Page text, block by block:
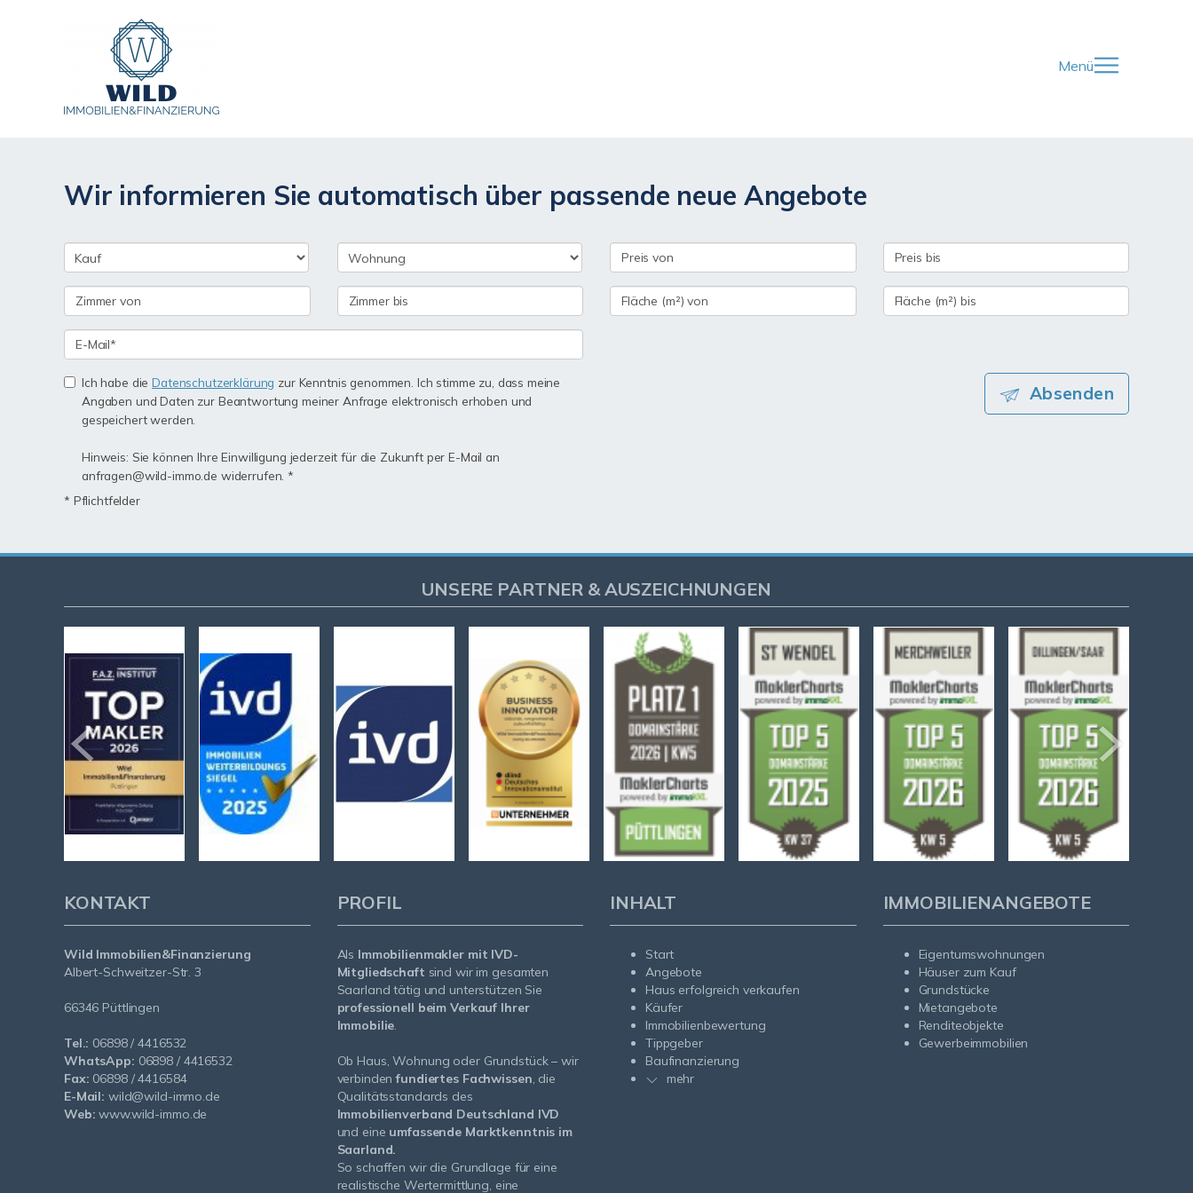
Menü
Wir informieren Sie automatisch über passende neue Angebote
Ich habe dieDatenschutzerklärung zur Kenntnis genommen. Ich stimme zu, dass meine
Angaben und Daten zur Beantwortung meiner Anfrage elektronisch erhoben und
gespeichert werden.
Hinweis: Sie können Ihre Einwilligung jederzeit für die Zukunft per E-Mail an
anfragen@wild-immo.de widerrufen. *
* Pflichtfelder
Absenden
UNSERE PARTNER & AUSZEICHNUNGEN
KONTAKT
Wild Immobilien&Finanzierung
Albert-Schweitzer-Str. 3
66346 Püttlingen
Tel.: 06898 / 4416532
WhatsApp: 06898 / 4416532
Fax: 06898 / 4416584
E-Mail: wild@wild-immo.de
Web: www.wild-immo.de
PROFIL
Als Immobilienmakler mit IVD-
Mitgliedschaft sind wir im gesamten
Saarland tätig und unterstützen Sie
professionell beim Verkauf Ihrer
Immobilie.
Ob Haus, Wohnung oder Grundstück – wir
verbinden fundiertes Fachwissen, die
Qualitätsstandards des
Immobilienverband Deutschland IVD
und eine umfassende Marktkenntnis im
Saarland.
So schaffen wir die Grundlage für eine
realistische Wertermittlung, eine
INHALT
Start
Angebote
Haus erfolgreich verkaufen
Käufer
Immobilienbewertung
Tippgeber
Baufinanzierung
mehr
IMMOBILIENANGEBOTE
Eigentumswohnungen
Häuser zum Kauf
Grundstücke
Mietangebote
Renditeobjekte
Gewerbeimmobilien